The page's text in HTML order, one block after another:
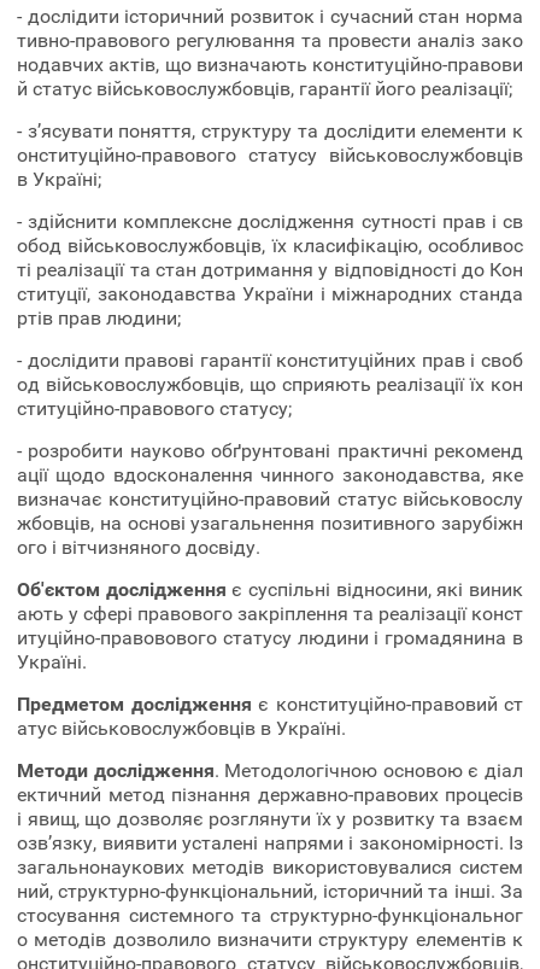
- дослідити історичний розвиток і сучасний стан норма
тивно-правового регулювання та провести аналіз зако
нодавчих актів, що визначають конституційно-правови
й статус військовослужбовців, гарантії його реалізації;
- з’ясувати поняття, структуру та дослідити елементи к
онституційно-правового статусу військовослужбовців
в Україні;
- здійснити комплексне дослідження сутності прав і св
обод військовослужбовців, їх класифікацію, особливос
ті реалізації та стан дотримання у відповідності до Кон
ституції, законодавства України і міжнародних станда
ртів прав людини;
- дослідити правові гарантії конституційних прав і своб
од військовослужбовців, що сприяють реалізації їх кон
ституційно-правового статусу;
- розробити науково обґрунтовані практичні рекоменд
ації щодо вдосконалення чинного законодавства, яке
визначає конституційно-правовий статус військовослу
жбовців, на основі узагальнення позитивного зарубіжн
ого і вітчизняного досвіду.
Об'єктом дослідженняє суспільні відносини, які виник
ають у сфері правового закріплення та реалізації конст
итуційно-правовового статусу людини і громадянина в
Україні.
Предметом дослідження є конституційно-правовий ст
атус військовослужбовців в Україні.
Методи дослідження. Методологічною основою є діал
ектичний метод пізнання державно-правових процесів
і явищ, що дозволяє розглянути їх у розвитку та взаєм
озв’язку, виявити усталені напрями і закономірності. Із
загальнонаукових методів використовувалися систем
ний, структурно-функціональний, історичний та інші. За
стосування системного та структурно-функціональног
о методів дозволило визначити структуру елементів к
онституційно-правового статусу військовослужбовців,